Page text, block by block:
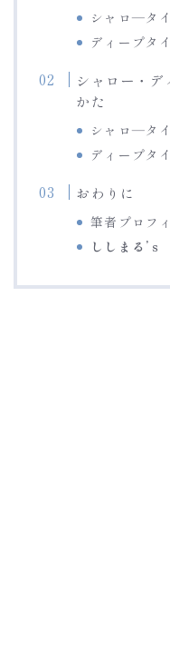
シャロ―タ
ディープタ
シャロー・デ
かた
シャロ―タ
ディープタ
おわりに
筆者プロフ
ししまる’